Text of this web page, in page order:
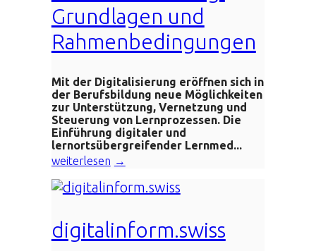
Grundlagen und
Rahmenbedingungen
Mit der Digitalisierung eröffnen sich in
der Berufsbildung neue Möglichkeiten
zur Unterstützung, Vernetzung und
Steuerung von Lernprozessen. Die
Einführung digitaler und
lernortsübergreifender Lernmed...
weiterlesen
digitalinform.swiss